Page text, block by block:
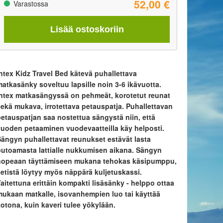
Varastossa 52,00 €
Lisää ostoskoriin
Kidz Travel Bed kätevä puhallettava
soveltuu lapsille noin 3-6 ikävuotta.
matkasängyssä on pehmeät, korotetut reunat
mukava, irrotettava petauspatja. Puhallettavan
saa nostettua sängystä niin, että
petaaminen vuodevaatteilla käy helposti.
puhallettavat reunukset estävät lasta
lattialle nukkumisen aikana. Sängyn
täyttämiseen mukana tehokas käsipumppu,
löytyy myös näppärä kuljetuskassi.
erittäin kompakti lisäsänky - helppo ottaa
matkalle, isovanhempien luo tai käyttää
kuin kaveri tulee yökylään.